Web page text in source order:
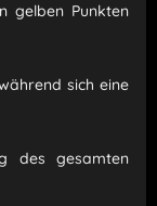
gelben Punkten
sich eine
des gesamten